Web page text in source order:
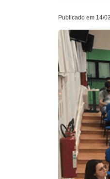
Publicado em 14/